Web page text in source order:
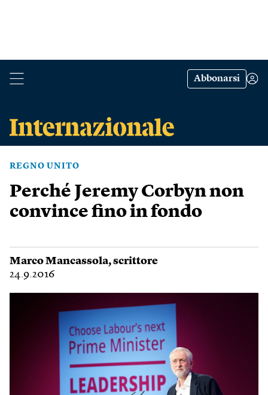
Abbonarsi
REGNO UNITO
Perché Jeremy Corbyn non
convince fino in fondo
Marco Mancassola, scrittore
24.9.2016